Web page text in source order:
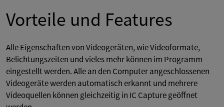
Vorteile und Features
Alle Eigenschaften von Videogeräten, wie Videoformate,
Belichtungszeiten und vieles mehr können im Programm
eingestellt werden. Alle an den Computer angeschlossenen
Videogeräte werden automatisch erkannt und mehrere
Videoquellen können gleichzeitig in IC Capture geöffnet